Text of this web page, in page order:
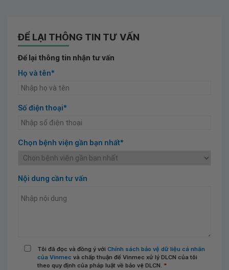
ĐỂ LẠI THÔNG TIN TƯ VẤN
Để lại thông tin nhận tư vấn
Họ và tên*
Số điện thoại*
Chọn bệnh viện gần bạn nhất*
Nội dung cần tư vấn
Tôi đã đọc và đồng ý với Chính sách bảo vệ dữ liệu cá nhân
của Vinmec và chấp thuận để Vinmec xử lý DLCN của tôi
theo quy định của pháp luật về bảo vệ DLCN. *